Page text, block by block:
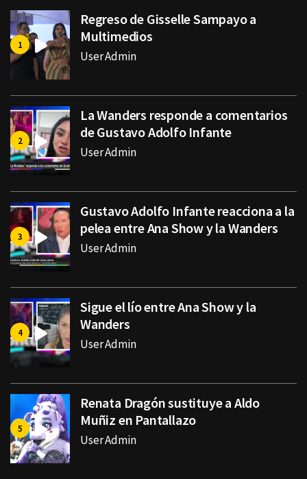
Regreso de Gisselle Sampayo a
Multimedios
User Admin
La Wanders responde a comentarios
de Gustavo Adolfo Infante
User Admin
Gustavo Adolfo Infante reacciona a la
pelea entre Ana Show y la Wanders
User Admin
Sigue el lío entre Ana Show y la
Wanders
User Admin
Renata Dragón sustituye a Aldo
Muñiz en Pantallazo
User Admin